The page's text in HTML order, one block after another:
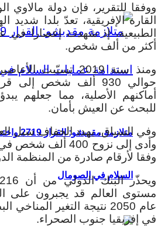
متلازمة
السلام في الصومال
ووفقا للتقرير، فإن دولة
القارة الإفريقية، تعدّ بلدا
أكثر من ألف شخص.
ومنذ سنة 2019 تسبّبت
حوالي 930 ألف شخص
أماكنهم الأصلية، مما جعلهم
للبحث عن العيش بأمان.
وفي السياق، يهدد الجفاف سبل
وأدى إلى نزوح 400
وفقا لأرقام صادرة من المنظمة
مستوى العالم قد يجبرون على
في إفريقيا جنوب الصحراء.